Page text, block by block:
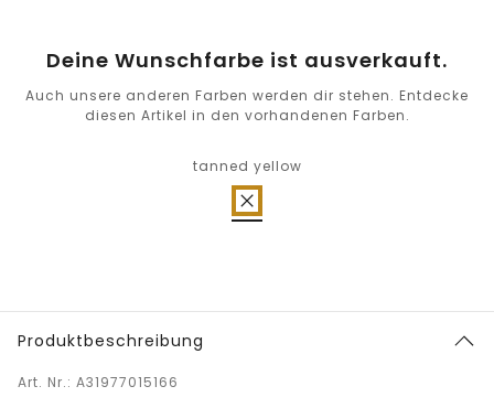
Deine Wunschfarbe ist ausverkauft.
Auch unsere anderen Farben werden dir stehen. Entdecke
diesen Artikel in den vorhandenen Farben.
tanned yellow
Produktbeschreibung
Art. Nr.: A31977015166